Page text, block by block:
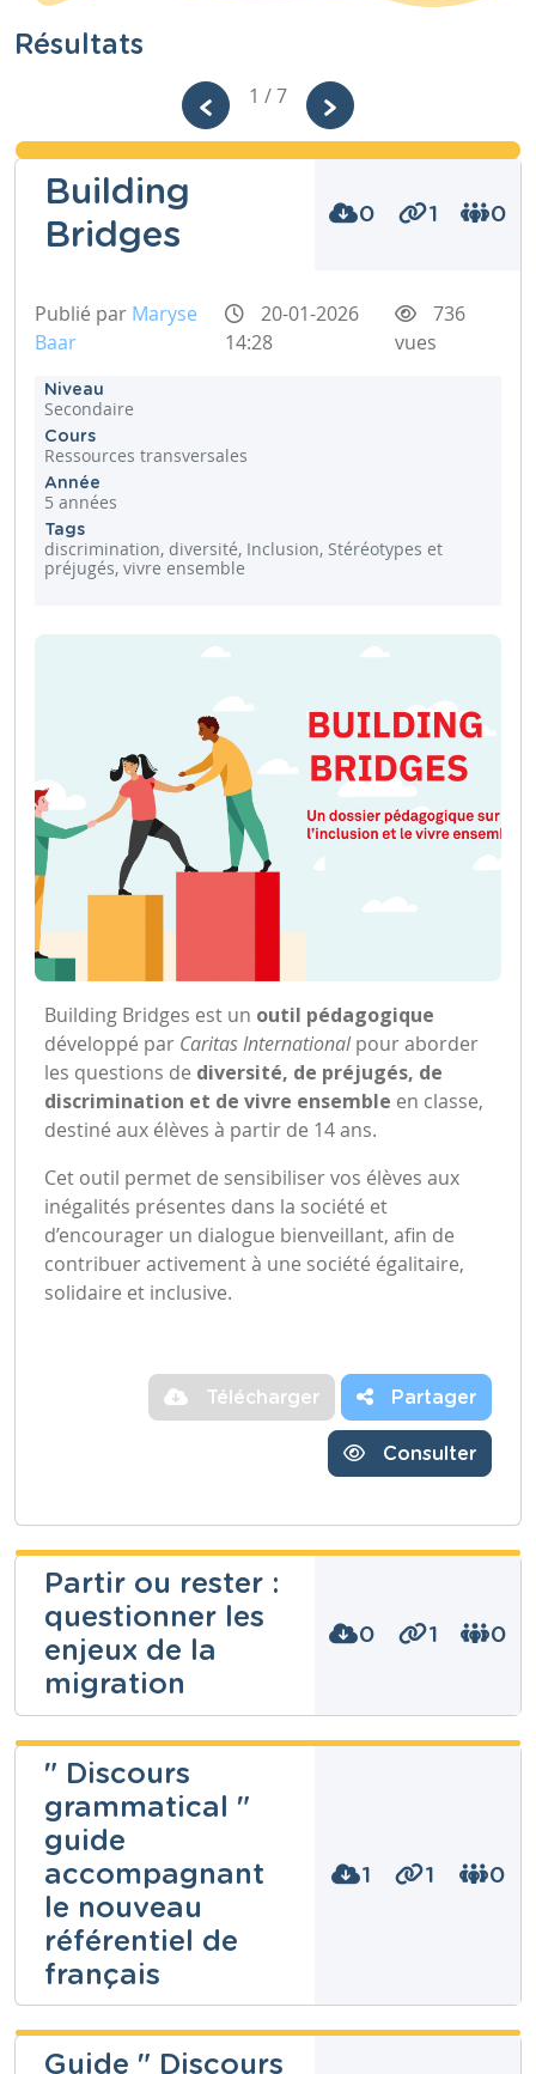
Résultats
1 / 7
Building
Bridges
0 1 0
Publié par Maryse
Baar
20-01-2026
14:28
736
vues
Niveau
Secondaire
Cours
Ressources transversales
Année
5 années
Tags
discrimination, diversité, Inclusion, Stéréotypes et
préjugés, vivre ensemble
Building Bridges est un outil pédagogique
développé par Caritas Internationalpour aborder
les questions de diversité, de préjugés, de
discrimination et de vivre ensemble en classe,
destiné aux élèves à partir de 14 ans.
Cet outil permet de sensibiliser vos élèves aux
inégalités présentes dans la société et
d’encourager un dialogue bienveillant, afin de
contribuer activement à une société égalitaire,
solidaire et inclusive.
Télécharger Partager
Consulter
Partir ou rester :
questionner les
enjeux de la
migration
0 1 0
Internationaux
Niveau
Secondaire
Cours
Géographie - Etude du milieu
Année
4 années
Tags
conséquence des migrations, immigration, migrant,
migration, Migrations, Politiques migratoires,
réfugiés, Stéréotypes et préjugés
" Discours
grammatical "
guide
accompagnant
le nouveau
référentiel de
français
1 1 0
Enseignons.be
Guide " Discours